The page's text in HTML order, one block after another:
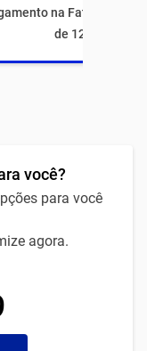
na Fatura com
de 12 meses
você?
para você
agora.